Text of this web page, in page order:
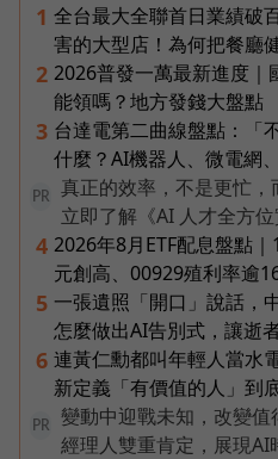
1 全台最大全聯首日業績破
害的大型店！為何把餐廳
2 2026普發一萬最新進度｜
能領嗎？地方發錢大盤點
3 台達電第二曲線盤點：「
什麼？AI機器人、微電網
PR
真正的效率，不是更忙，
立即了解《AI 人才全方位
4 2026年8月ETF配息盤點
元創高、00929殖利率逾
5 一張遺照「開口」說話，
怎麼做出AI告別式，讓逝
6 連黃仁勳都叫年輕人當水
新定義「有價值的人」到
PR
變動中迎戰未知，改變
經理人雙重肯定，展現AI